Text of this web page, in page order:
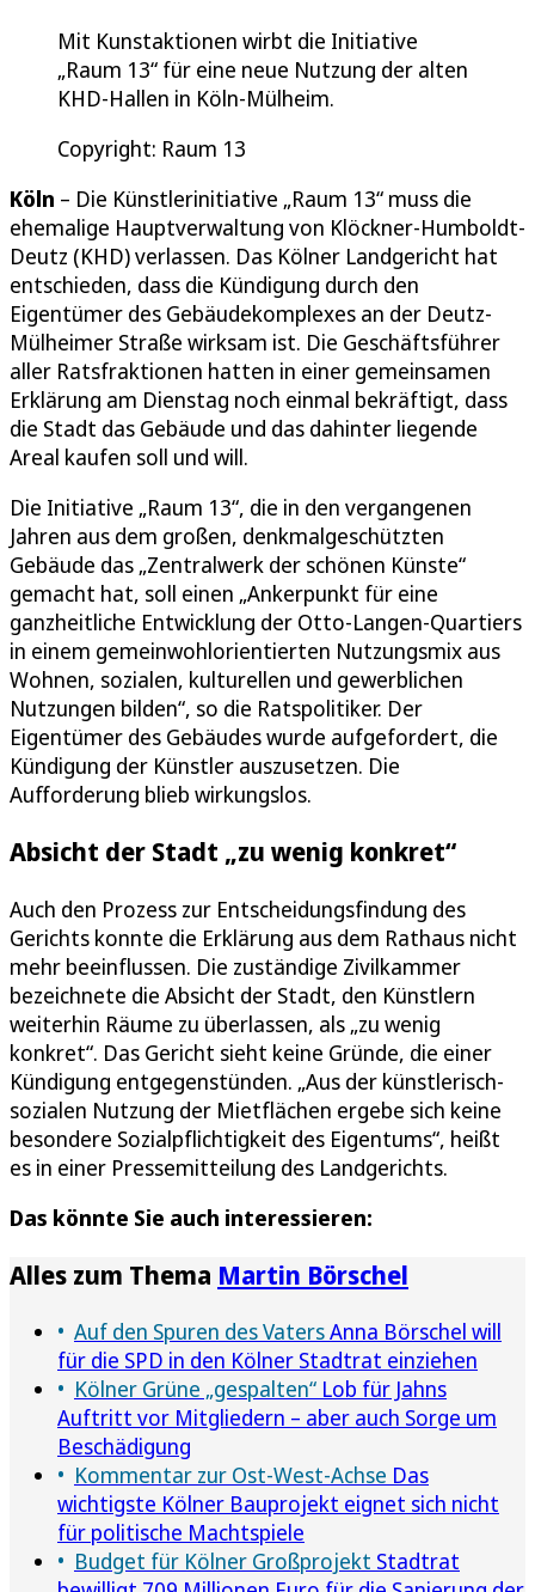
Mit Kunstaktionen wirbt die Initiative
„Raum 13“ für eine neue Nutzung der alten
KHD-Hallen in Köln-Mülheim.
Copyright: Raum 13
Köln – Die Künstlerinitiative „Raum 13“ muss die
ehemalige Hauptverwaltung von Klöckner-Humboldt-
Deutz (KHD) verlassen. Das Kölner Landgericht hat
entschieden, dass die Kündigung durch den
Eigentümer des Gebäudekomplexes an der Deutz-
Mülheimer Straße wirksam ist. Die Geschäftsführer
aller Ratsfraktionen hatten in einer gemeinsamen
Erklärung am Dienstag noch einmal bekräftigt, dass
die Stadt das Gebäude und das dahinter liegende
Areal kaufen soll und will.
Die Initiative „Raum 13“, die in den vergangenen
Jahren aus dem großen, denkmalgeschützten
Gebäude das „Zentralwerk der schönen Künste“
gemacht hat, soll einen „Ankerpunkt für eine
ganzheitliche Entwicklung der Otto-Langen-Quartiers
in einem gemeinwohlorientierten Nutzungsmix aus
Wohnen, sozialen, kulturellen und gewerblichen
Nutzungen bilden“, so die Ratspolitiker. Der
Eigentümer des Gebäudes wurde aufgefordert, die
Kündigung der Künstler auszusetzen. Die
Aufforderung blieb wirkungslos.
Absicht der Stadt „zu wenig konkret“
Auch den Prozess zur Entscheidungsfindung des
Gerichts konnte die Erklärung aus dem Rathaus nicht
mehr beeinflussen. Die zuständige Zivilkammer
bezeichnete die Absicht der Stadt, den Künstlern
weiterhin Räume zu überlassen, als „zu wenig
konkret“. Das Gericht sieht keine Gründe, die einer
Kündigung entgegenstünden. „Aus der künstlerisch-
sozialen Nutzung der Mietflächen ergebe sich keine
besondere Sozialpflichtigkeit des Eigentums“, heißt
es in einer Pressemitteilung des Landgerichts.
Das könnte Sie auch interessieren:
Alles zum Thema Martin Börschel
Auf den Spuren des VatersAnna Börschel will
für die SPD in den Kölner Stadtrat einziehen
Kölner Grüne „gespalten“ Lob für Jahns
Auftritt vor Mitgliedern – aber auch Sorge um
Beschädigung
Kommentar zur Ost-West-Achse Das
wichtigste Kölner Bauprojekt eignet sich nicht
für politische Machtspiele
Budget für Kölner Großprojekt Stadtrat